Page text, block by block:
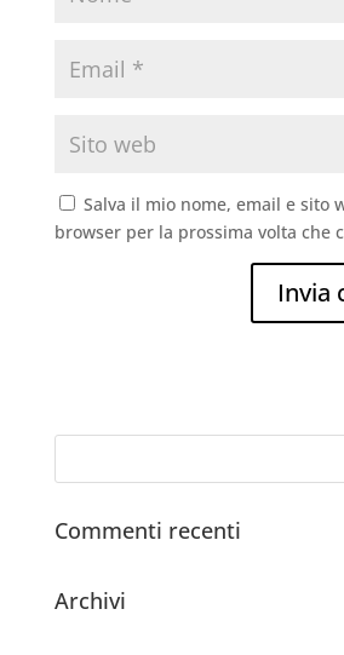
Salva il mio nome, email e sito
browser per la prossima volta che
Commenti recenti
Archivi